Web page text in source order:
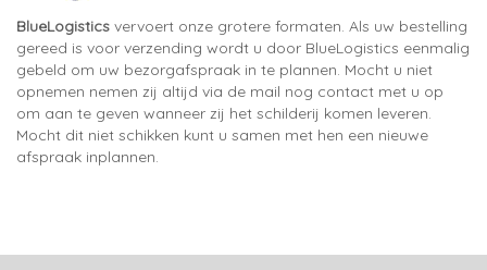
BlueLogistics vervoert onze grotere formaten. Als uw bestelling
gereed is voor verzending wordt u door BlueLogistics eenmalig
gebeld om uw bezorgafspraak in te plannen. Mocht u niet
opnemen nemen zij altijd via de mail nog contact met u op
om aan te geven wanneer zij het schilderij komen leveren.
Mocht dit niet schikken kunt u samen met hen een nieuwe
afspraak inplannen.